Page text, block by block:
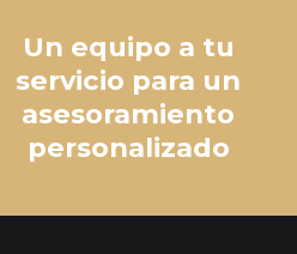
Un equipo a tu
servicio para un
asesoramiento
personalizado